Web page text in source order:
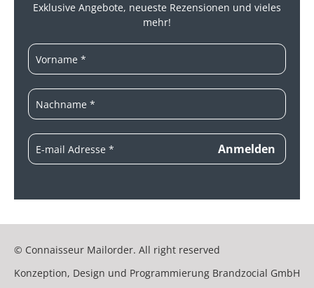
Exklusive Angebote, neueste Rezensionen und vieles
mehr!
© Connaisseur Mailorder. All right reserved
Konzeption, Design und Programmierung Brandzocial GmbH